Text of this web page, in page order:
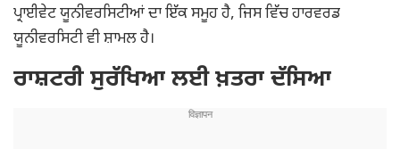
ਪ੍ਰਾਈਵੇਟ ਯੂਨੀਵਰਸਿਟੀਆਂ ਦਾ ਇੱਕ ਸਮੂਹ ਹੈ, ਜਿਸ ਵਿੱਚ ਹਾਰਵਰਡ
ਯੂਨੀਵਰਸਿਟੀ ਵੀ ਸ਼ਾਮਲ ਹੈ।
ਰਾਸ਼ਟਰੀ ਸੁਰੱਖਿਆ ਲਈ ਖ਼ਤਰਾ ਦੱਸਿਆ